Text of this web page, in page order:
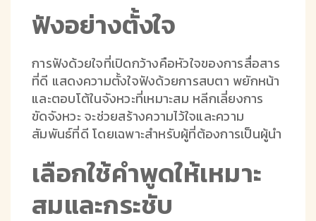
ฟังอย่างตั้งใจ
การฟังด้วยใจที่เปิดกว้างคือหัวใจของการสื่อสาร
ที่ดี แสดงความตั้งใจฟังด้วยการสบตา พยักหน้า
และตอบโต้ในจังหวะที่เหมาะสม หลีกเลี่ยงการ
ขัดจังหวะ จะช่วยสร้างความไว้ใจและความ
สัมพันธ์ที่ดี โดยเฉพาะสำหรับผู้ที่ต้องการเป็นผู้นำ
เลือกใช้คำพูดให้เหมาะ
สมและกระชับ